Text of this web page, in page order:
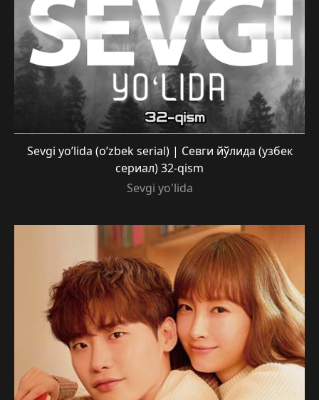
Sevgi yo’lida (o’zbek serial) | Севги йўлида (узбек
сериал) 32-qism
Sevgi yo'lida